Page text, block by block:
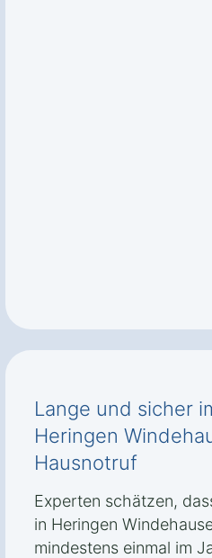
Lange und sicher
Heringen
Hausnotruf
Experten schätzen,
in Heringen
mindestens einmal im